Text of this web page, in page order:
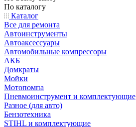
По каталогу
Каталог
Все для ремонта
Автоинструменты
Автоаксессуары
Автомобильные компрессоры
АКБ
Домкраты
Мойки
Мотопомпа
Пневмоинструмент и комплектующие
Разное (для авто)
Бензотехника
STIHL и комплектующие